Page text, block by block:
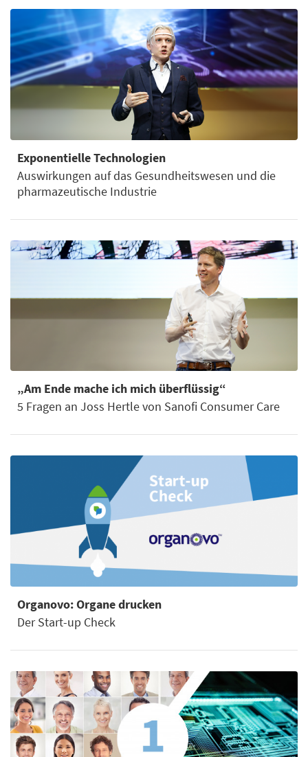
Exponentielle Technologien
Auswirkungen auf das Gesundheitswesen und die
pharmazeutische Industrie
„Am Ende mache ich mich überflüssig“
5 Fragen an Joss Hertle von Sanofi Consumer Care
Organovo: Organe drucken
Der Start-up Check